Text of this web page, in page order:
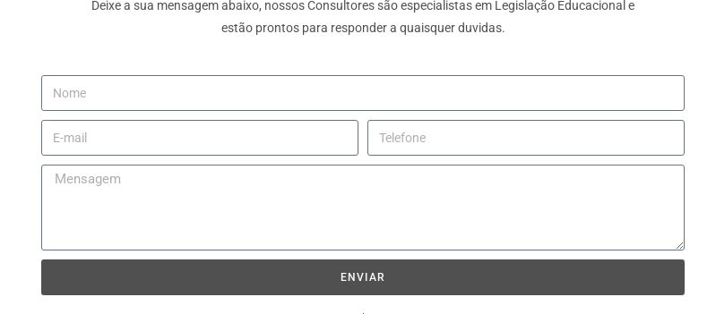
Deixe a sua mensagem abaixo, nossos Consultores são especialistas em Legislação Educacional e
estão prontos para responder a quaisquer duvidas.
ENVIAR